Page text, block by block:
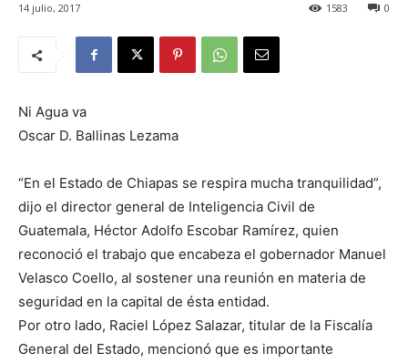
14 julio, 2017 0
1583
Ni Agua va
Oscar D. Ballinas Lezama
“En el Estado de Chiapas se respira mucha tranquilidad”,
dijo el director general de Inteligencia Civil de
Guatemala, Héctor Adolfo Escobar Ramírez, quien
reconoció el trabajo que encabeza el gobernador Manuel
Velasco Coello, al sostener una reunión en materia de
seguridad en la capital de ésta entidad.
Por otro lado, Raciel López Salazar, titular de la Fiscalía
General del Estado, mencionó que es importante